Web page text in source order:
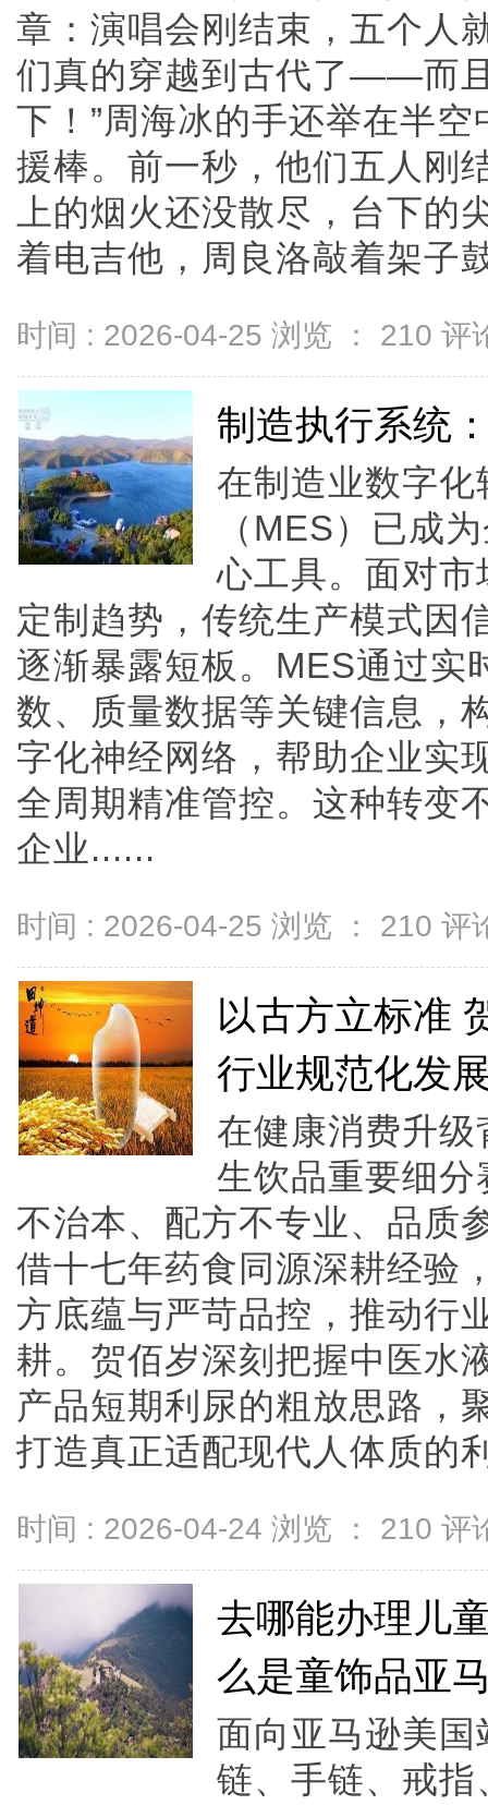
章：演唱会刚结束，五个人
们真的穿越到古代了——而
下！”周海冰的手还举在半
援棒。前一秒，他们五人刚
上的烟火还没散尽，台下的
着电吉他，周良洛敲着架子
时间 : 2026-04-25 浏览 ： 210 评
制造执行系统
在制造业数字
（MES）已成
心工具。面对
定制趋势，传统生产模式因
逐渐暴露短板。MES通过实
数、质量数据等关键信息，
字化神经网络，帮助企业实
全周期精准管控。这种转变
企业......
时间 : 2026-04-25 浏览 ： 210 评
以古方立标准
行业规范化发
在健康消费升
生饮品重要细
不治本、配方不专业、品质
借十七年药食同源深耕经验
方底蕴与严苛品控，推动行
耕。贺佰岁深刻把握中医水
产品短期利尿的粗放思路，
打造真正适配现代人体质的
时间 : 2026-04-24 浏览 ： 210 评
去哪能办理儿
么是童饰品亚
面向亚马逊美
链、手链、戒